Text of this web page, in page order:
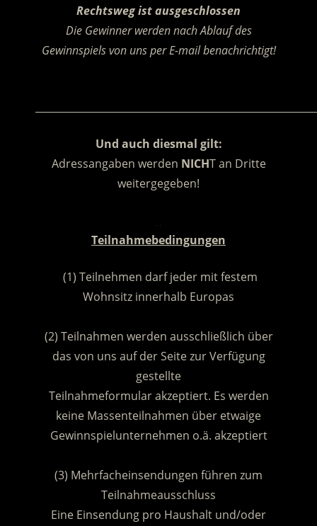
Rechtsweg ist ausgeschlossen
Die Gewinner werden nach Ablauf des
Gewinnspiels von uns per E-mail benachrichtigt!
Und auch diesmal gilt:
Adressangaben werden NICHT an Dritte
weitergegeben!
Teilnahmebedingungen
(1) Teilnehmen darf jeder mit festem
Wohnsitz innerhalb Europas
(2) Teilnahmen werden ausschließlich über
das von uns auf der Seite zur Verfügung
gestellte
Teilnahmeformular akzeptiert. Es werden
keine Massenteilnahmen über etwaige
Gewinnspielunternehmen o.ä. akzeptiert
(3) Mehrfacheinsendungen führen zum
Teilnahmeausschluss
Eine Einsendung pro Haushalt und/oder